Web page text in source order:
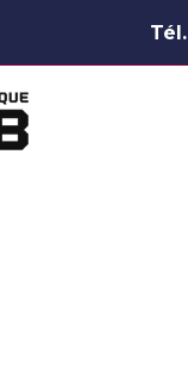
Tél.